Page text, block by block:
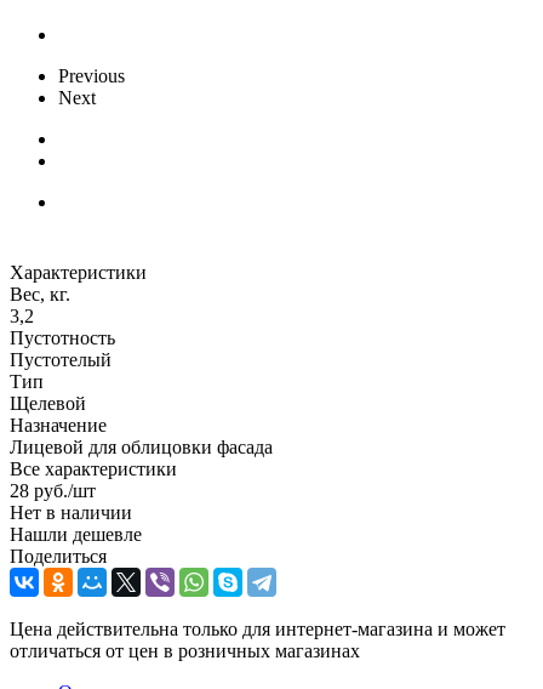
Previous
Next
Характеристики
Вес, кг.
3,2
Пустотность
Пустотелый
Тип
Щелевой
Назначение
Лицевой для облицовки фасада
Все характеристики
28 руб./шт
Нет в наличии
Нашли дешевле
Поделиться
Цена действительна только для интернет-магазина и может
отличаться от цен в розничных магазинах